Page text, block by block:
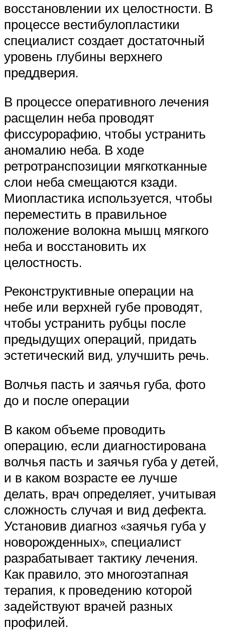
восстановлении их целостности. В
процессе вестибулопластики
специалист создает достаточный
уровень глубины верхнего
преддверия.
В процессе оперативного лечения
расщелин неба проводят
фиссурорафию, чтобы устранить
аномалию неба. В ходе
ретротранспозиции мягкотканные
слои неба смещаются кзади.
Миопластика используется, чтобы
переместить в правильное
положение волокна мышц мягкого
неба и восстановить их
целостность.
Реконструктивные операции на
небе или верхней губе проводят,
чтобы устранить рубцы после
предыдущих операций, придать
эстетический вид, улучшить речь.
Волчья пасть и заячья губа, фото
до и после операции
В каком объеме проводить
операцию, если диагностирована
волчья пасть и заячья губа у детей,
и в каком возрасте ее лучше
делать, врач определяет, учитывая
сложность случая и вид дефекта.
Установив диагноз «заячья губа у
новорожденных», специалист
разрабатывает тактику лечения.
Как правило, это многоэтапная
терапия, к проведению которой
задействуют врачей разных
профилей.